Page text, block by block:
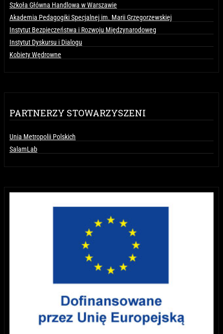
Szkoła Główna Handlowa w Warszawie
Akademia Pedagogiki Specjalnej im. Marii Grzegorzewskiej
Instytut Bezpieczeństwa i Rozwoju Międzynarodoweg
Instytut Dyskursu i Dialogu
Kobiety Wędrowne
PARTNERZY STOWARZYSZENI
Unia Metropolii Polskich
SalamLab